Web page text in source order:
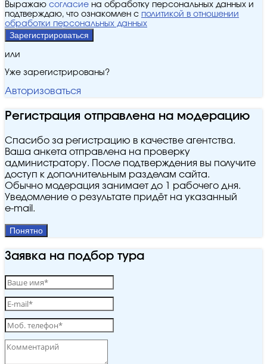
Выражаю согласие на обработку персональных данных и
подтверждаю, что ознакомлен с политикой в отношении
обработки персональных данных
Зарегистрироваться
или
Уже зарегистрированы?
Авторизоваться
Регистрация отправлена на модерацию
Спасибо за регистрацию в качестве агентства.
Ваша анкета отправлена на проверку
администратору. После подтверждения вы получите
доступ к дополнительным разделам сайта.
Обычно модерация занимает до 1 рабочего дня.
Уведомление о результате придёт на указанный
e‑mail.
Понятно
Заявка на подбор тура